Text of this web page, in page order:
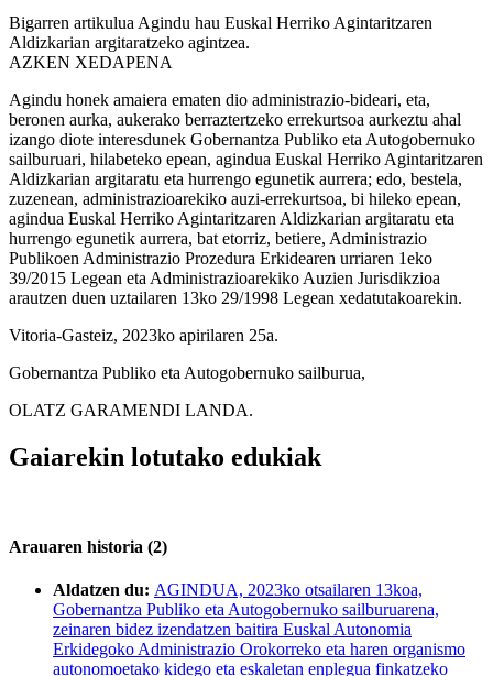
Bigarren artikulua Agindu hau Euskal Herriko Agintaritzaren
Aldizkarian argitaratzeko agintzea.
AZKEN XEDAPENA
Agindu honek amaiera ematen dio administrazio-bideari, eta,
beronen aurka, aukerako berraztertzeko errekurtsoa aurkeztu ahal
izango diote interesdunek Gobernantza Publiko eta Autogobernuko
sailburuari, hilabeteko epean, agindua Euskal Herriko Agintaritzaren
Aldizkarian argitaratu eta hurrengo egunetik aurrera; edo, bestela,
zuzenean, administrazioarekiko auzi-errekurtsoa, bi hileko epean,
agindua Euskal Herriko Agintaritzaren Aldizkarian argitaratu eta
hurrengo egunetik aurrera, bat etorriz, betiere, Administrazio
Publikoen Administrazio Prozedura Erkidearen urriaren 1eko
39/2015 Legean eta Administrazioarekiko Auzien Jurisdikzioa
arautzen duen uztailaren 13ko 29/1998 Legean xedatutakoarekin.
Vitoria-Gasteiz, 2023ko apirilaren 25a.
Gobernantza Publiko eta Autogobernuko sailburua,
OLATZ GARAMENDI LANDA.
Gaiarekin lotutako edukiak
Arauaren historia (2)
Aldatzen du: AGINDUA, 2023ko otsailaren 13koa,
Gobernantza Publiko eta Autogobernuko sailburuarena,
zeinaren bidez izendatzen baitira Euskal Autonomia
Erkidegoko Administrazio Orokorreko eta haren organismo
autonomoetako kidego eta eskaletan enplegua finkatzeko